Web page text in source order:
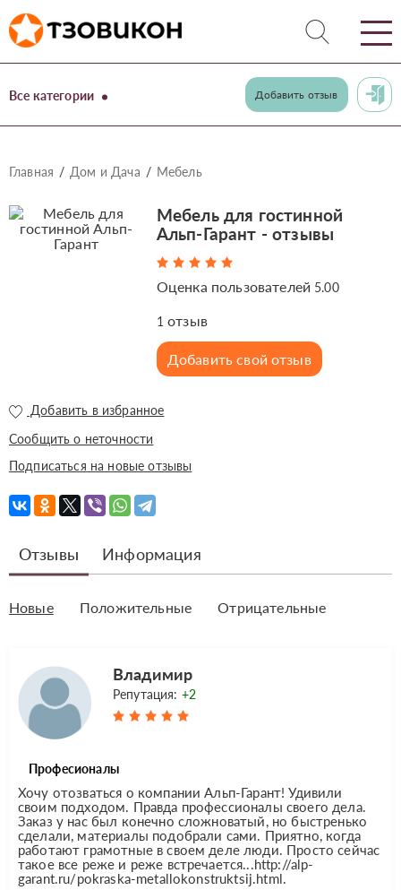
Все категории Добавить отзыв
Главная Дом и Дача Мебель
Мебель для гостинной
Альп-Гарант - отзывы
Оценка пользователей 5.00
1 отзыв
Добавить свой отзыв
Добавить в избранное
Сообщить о неточности
Подписаться на новые отзывы
Отзывы Информация
Новые Положительные Отрицательные
Владимир
Репутация: +2
Професионалы
Хочу отозваться о компании Альп-Гарант! Удивили
своим подходом. Правда профессионалы своего дела.
Заказ у нас был конечно сложноватый, но быстренько
сделали, материалы подобрали сами. Приятно, когда
работают грамотные в своем деле люди. Просто сейчас
такое все реже и реже встречается...http://alp-
garant.ru/pokraska-metallokonstruktsij.html.